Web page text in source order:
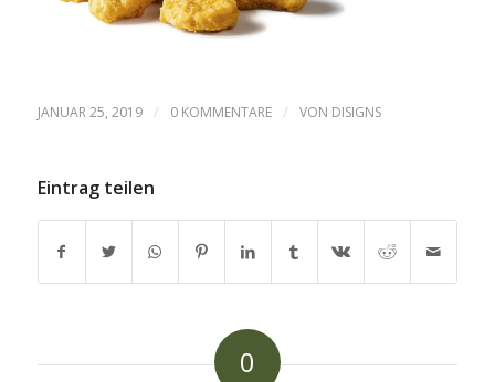
JANUAR 25, 2019 / 0 KOMMENTARE / VON DISIGNS
Eintrag teilen
0